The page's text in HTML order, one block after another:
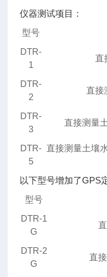
仪器测试项目：
型号
DTR-
1
直
DTR-
2
直接
DTR-
3
直接测量
DTR-
5
直接测量土壤
以下型号增加了GPS
型号
DTR-1
G
DTR-2
G
直